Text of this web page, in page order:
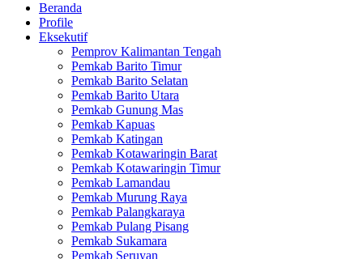
Beranda
Profile
Eksekutif
Pemprov Kalimantan Tengah
Pemkab Barito Timur
Pemkab Barito Selatan
Pemkab Barito Utara
Pemkab Gunung Mas
Pemkab Kapuas
Pemkab Katingan
Pemkab Kotawaringin Barat
Pemkab Kotawaringin Timur
Pemkab Lamandau
Pemkab Murung Raya
Pemkab Palangkaraya
Pemkab Pulang Pisang
Pemkab Sukamara
Pemkab Seruyan